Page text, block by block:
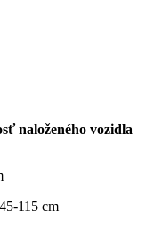
naloženého vozidla
115 cm